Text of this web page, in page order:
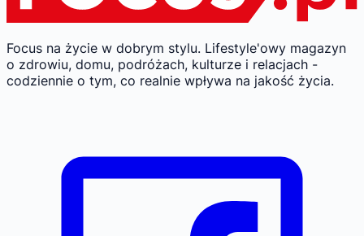
Focus na życie w dobrym stylu. Lifestyle'owy magazyn
o zdrowiu, domu, podróżach, kulturze i relacjach -
codziennie o tym, co realnie wpływa na jakość życia.